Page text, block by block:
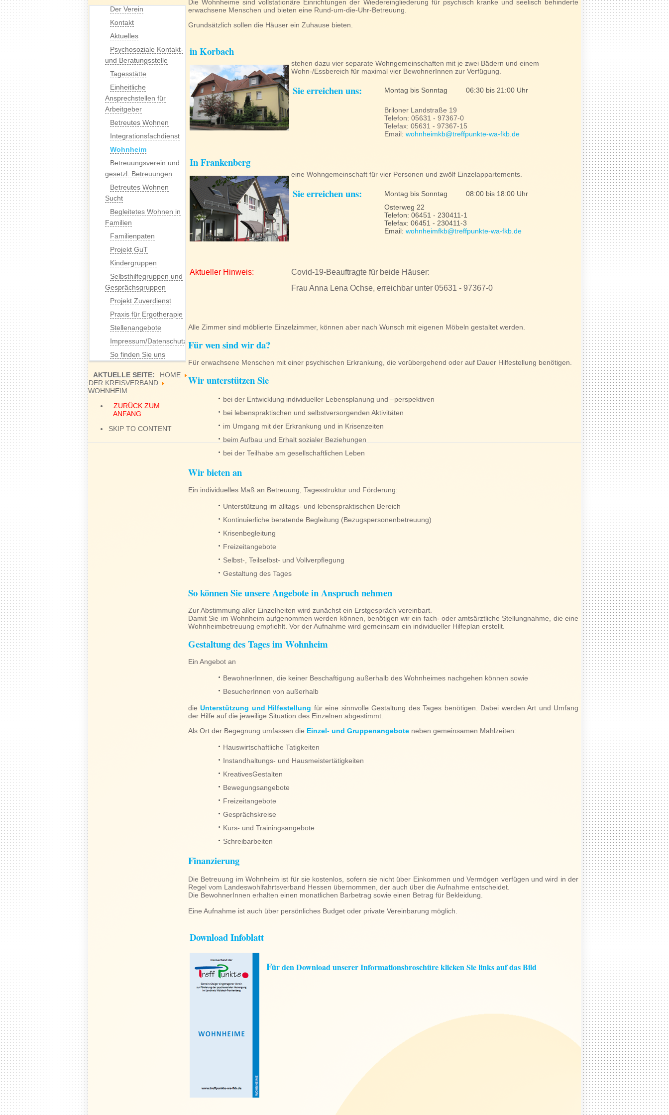
Die Wohnheime sind vollstationäre Einrichtungen der Wiedereingliederung für psychisch kranke und seelisch behinderte
erwachsene Menschen und bieten eine Rund-um-die-Uhr-Betreuung.
Grundsätzlich sollen die Häuser ein Zuhause bieten.
in Korbach
stehen dazu vier separate Wohngemeinschaften mit je zwei Bädern und einem
Wohn-/Essbereich für maximal vier BewohnerInnen zur Verfügung.
Sie erreichen uns: Montag bis Sonntag 06:30 bis 21:00 Uhr
Briloner Landstraße 19
Telefon: 05631 - 97367-0
Telefax: 05631 - 97367-15
Email: wohnheimkb@treffpunkte-wa-fkb.de
In Frankenberg
eine Wohngemeinschaft für vier Personen und zwölf Einzelappartements.
Sie erreichen uns: Montag bis Sonntag
08:00 bis 18:00 Uhr
Osterweg 22
Telefon: 06451 - 230411-1
Telefax: 06451 - 230411-3
Email: wohnheimfkb@treffpunkte-wa-fkb.de
Aktueller Hinweis:
Covid-19-Beauftragte für beide Häuser:
Frau Anna Lena Ochse, erreichbar unter 05631 - 97367-0
Alle Zimmer sind möblierte Einzelzimmer, können aber nach Wunsch mit eigenen Möbeln gestaltet werden.
Für wen sind wir da?
Für erwachsene Menschen mit einer psychischen Erkrankung, die vorübergehend oder auf Dauer Hilfestellung benötigen.
Wir unterstützen Sie
bei der Entwicklung individueller Lebensplanung und –perspektiven
bei lebenspraktischen und selbstversorgenden Aktivitäten
im Umgang mit der Erkrankung und in Krisenzeiten
beim Aufbau und Erhalt sozialer Beziehungen
bei der Teilhabe am gesellschaftlichen Leben
Wir bieten an
Ein individuelles Maß an Betreuung, Tagesstruktur und Förderung:
Unterstützung im alltags- und lebenspraktischen Bereich
Kontinuierliche beratende Begleitung (Bezugspersonenbetreuung)
Krisenbegleitung
Freizeitangebote
Selbst-, Teilselbst- und Vollverpflegung
Gestaltung des Tages
So können Sie unsere Angebote in Anspruch nehmen
Zur Abstimmung aller Einzelheiten wird zunächst ein Erstgespräch vereinbart.
Damit Sie im Wohnheim aufgenommen werden können, benötigen wir ein fach- oder amtsärztliche Stellungnahme, die eine
Wohnheimbetreuung empfiehlt. Vor der Aufnahme wird gemeinsam ein individueller Hilfeplan erstellt.
Gestaltung des Tages im Wohnheim
Ein Angebot an
BewohnerInnen, die keiner Beschaftigung außerhalb des Wohnheimes nachgehen können sowie
BesucherInnen von außerhalb
dieUnterstützung und Hilfestellung für eine sinnvolle Gestaltung des Tages benötigen. Dabei werden Art und Umfang
der Hilfe auf die jeweilige Situation des Einzelnen abgestimmt.
Als Ort der Begegnung umfassen die Einzel- und Gruppenangebote neben gemeinsamen Mahlzeiten:
Hauswirtschaftliche Tatigkeiten
Instandhaltungs- und Hausmeistertätigkeiten
KreativesGestalten
Bewegungsangebote
Freizeitangebote
Gesprächskreise
Kurs- und Trainingsangebote
Schreibarbeiten
Finanzierung
Die Betreuung im Wohnheim ist für sie kostenlos, sofern sie nicht über Einkommen und Vermögen verfügen und wird in der
Regel vom Landeswohlfahrtsverband Hessen übernommen, der auch über die Aufnahme entscheidet.
Die BewohnerInnen erhalten einen monatlichen Barbetrag sowie einen Betrag für Bekleidung.
Eine Aufnahme ist auch über persönliches Budget oder private Vereinbarung möglich.
Download Infoblatt
Für den Download unserer Informationsbroschüre klicken Sie links auf das Bild
Der Verein
Kontakt
Aktuelles
Psychosoziale Kontakt-
und Beratungsstelle
Tagesstätte
Einheitliche
Ansprechstellen für
Arbeitgeber
Betreutes Wohnen
Integrationsfachdienst
Wohnheim
Betreuungsverein und
gesetzl. Betreuungen
Betreutes Wohnen
Sucht
Begleitetes Wohnen in
Familien
Familienpaten
Projekt GuT
Kindergruppen
Selbsthilfegruppen und
Gesprächsgruppen
Projekt Zuverdienst
Praxis für Ergotherapie
Stellenangebote
Impressum/Datenschutz
So finden Sie uns
AKTUELLE SEITE:
HOME
DER KREISVERBAND
WOHNHEIM
ZURÜCK ZUM
ANFANG
SKIP TO CONTENT